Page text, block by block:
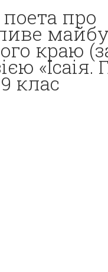
поета про
краю
«Ісаія.
клас